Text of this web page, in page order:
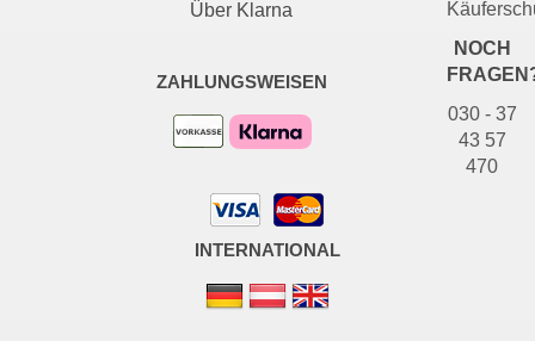
NOCH
030 - 37
43 57
470
Über Klarna
ZAHLUNGSWEISEN
INTERNATIONAL